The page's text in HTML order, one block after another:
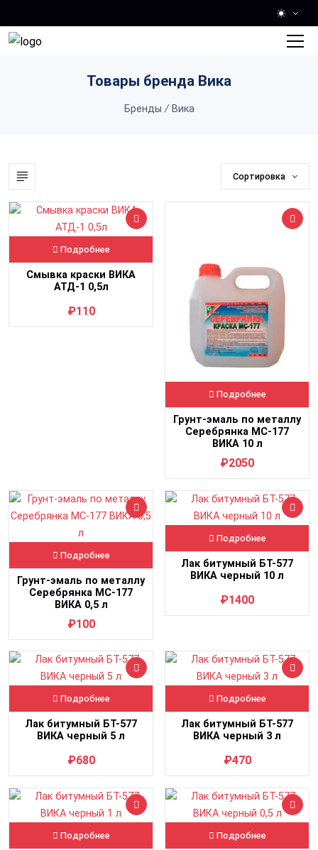
Товары бренда Вика
Бренды / Вика
Сортировка
Подробнее
Смывка краски ВИКА
АТД-1 0,5л
₽110
Подробнее
Грунт-эмаль по металлу
Серебрянка МС-177
ВИКА 10 л
₽2050
Подробнее
Грунт-эмаль по металлу
Серебрянка МС-177
ВИКА 0,5 л
₽100
Подробнее
Лак битумный БТ-577
ВИКА черный 10 л
₽1400
Подробнее
Лак битумный БТ-577
ВИКА черный 5 л
₽680
Подробнее
Лак битумный БТ-577
ВИКА черный 3 л
₽470
Подробнее Подробнее